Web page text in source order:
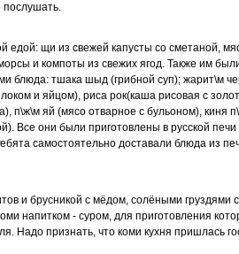
послушать.
едой: щи из свежей капусты со сметаной,
и компоты из свежих ягод. Также им
блюда: тшака шыд (грибной суп); жарит\м
и яйцом), риса рок(каша рисовая с
п\ж\м яй (мясо отварное с бульоном), киня
Все они были приготовлены в русской печи
самостоятельно доставали блюда из
и брусникой с мёдом, солёными груздями
напитком - суром, для приготовления
Надо признать, что коми кухня пришлась